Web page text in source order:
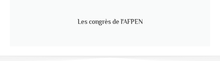
Les congrès de l'AFPEN